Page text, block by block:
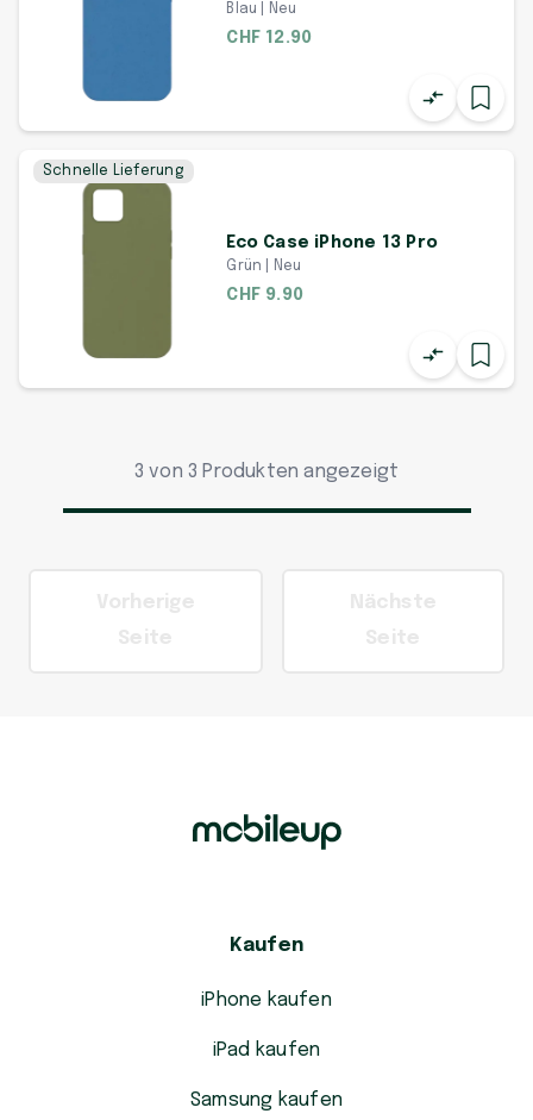
Blau | Neu
CHF 12.90
Schnelle Lieferung
Eco Case iPhone 13 Pro
Grün | Neu
CHF 9.90
3 von 3 Produkten angezeigt
Kaufen
iPhone kaufen
iPad kaufen
Samsung kaufen